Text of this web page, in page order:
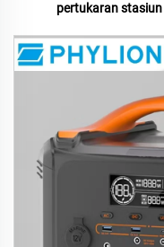
pertukaran